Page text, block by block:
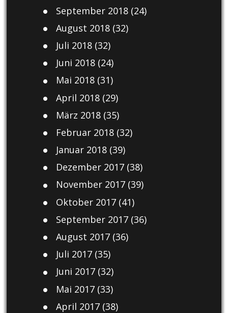
September 2018(24)
August 2018(32)
Juli 2018(32)
Juni 2018(24)
Mai 2018(31)
April 2018(29)
März 2018(35)
Februar 2018(32)
Januar 2018(39)
Dezember 2017(38)
November 2017(39)
Oktober 2017(41)
September 2017(36)
August 2017(36)
Juli 2017(35)
Juni 2017(32)
Mai 2017(33)
April 2017(38)